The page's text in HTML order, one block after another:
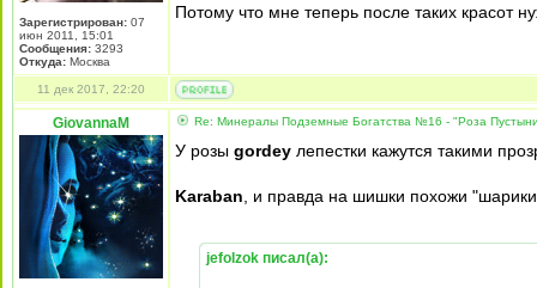
Зарегистрирован: 07
июн 2011, 15:01
Сообщения: 3293
Откуда: Москва
Потому что мне теперь после таких
11 дек 2017, 22:20
GiovannaM Re: Минералы Подземные Богатства №16 - "Роза
У розы gordey лепестки кажутся такими
Karaban , и правда на шишки похожи
jefolzok писал(а):